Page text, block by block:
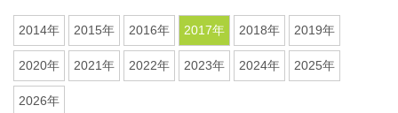
お悩み解決事例
企業情報
2014年 2015年 2016年 2017年 2018年 2019年
2020年 2021年 2022年 2023年 2024年 2025年
2026年